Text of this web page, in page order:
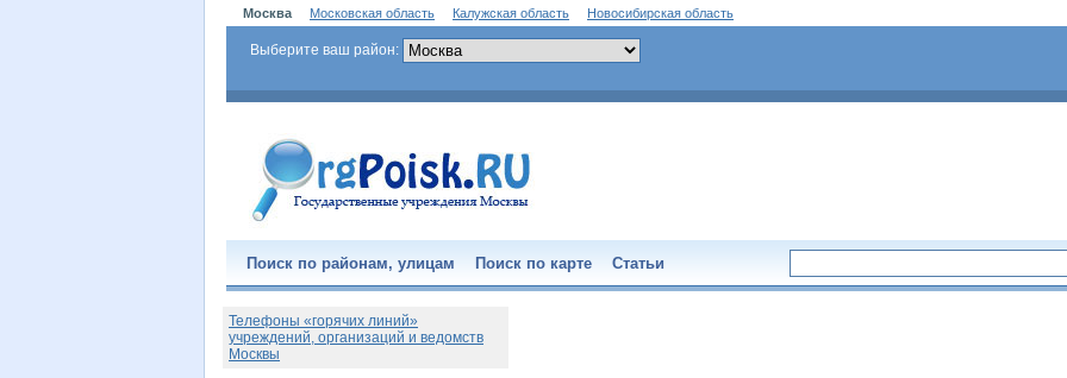
Москва Московская область Калужская область Новосибирская область
Выберите ваш район:
Поиск по районам, улицам Поиск по карте Статьи
Телефоны «горячих линий»
учреждений, организаций и ведомств
Москвы